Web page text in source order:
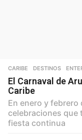
CARIBE ,DESTINOS ,
El Carnaval de
Caribe
En enero y
celebraciones que
fiesta continua